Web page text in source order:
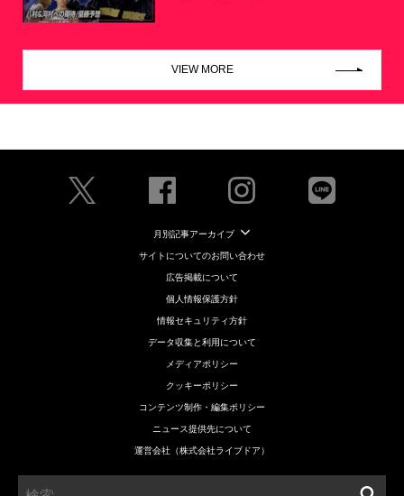
VIEW MORE
月別記事アーカイブ
サイトについてのお問い合わせ
広告掲載について
個人情報保護方針
情報セキュリティ方針
データ収集と利用について
メディアポリシー
クッキーポリシー
コンテンツ制作・編集ポリシー
ニュース提供先について
運営会社（株式会社ライブドア）